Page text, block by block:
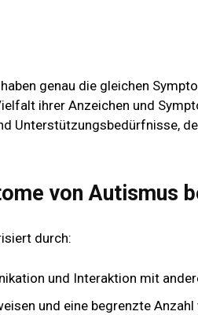
genau die gleichen
ihrer Anzeichen und
Unterstützungsbedürfnisse,
von Autismus
durch:
und Interaktion mit
und eine begrenzte